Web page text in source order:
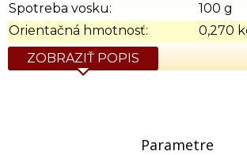
Spotreba vosku:
100 g
Orientačná hmotnosť:
0,270
ZOBRAZIŤ POPIS
Parametre